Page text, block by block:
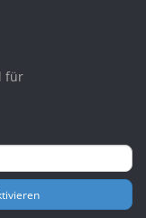
für